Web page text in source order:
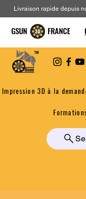
Impression 3D à la
Livraison rapide depuis
GSUN FRANCE